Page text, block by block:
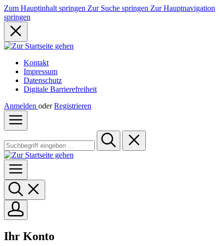
Zum Hauptinhalt springen Zur Suche springen Zur Hauptnavigation
springen
Kontakt
Impressum
Datenschutz
Digitale Barrierefreiheit
Anmelden oder Registrieren
Ihr Konto